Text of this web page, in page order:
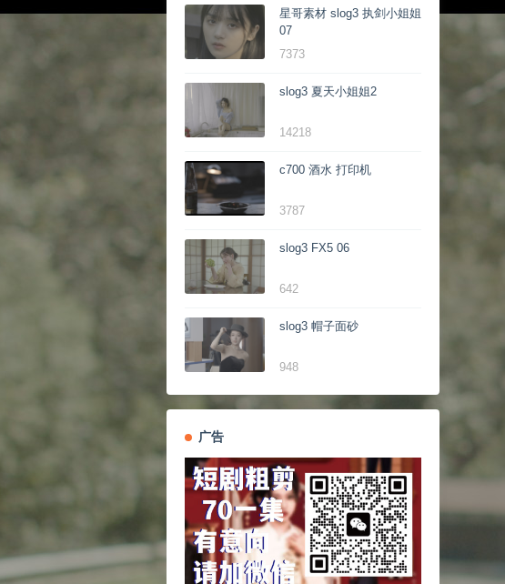
星哥素材 slog3 执剑小姐姐
07
7373
slog3 夏天小姐姐2
14218
c700 酒水 打印机
3787
slog3 FX5 06
642
slog3 帽子面砂
948
广告